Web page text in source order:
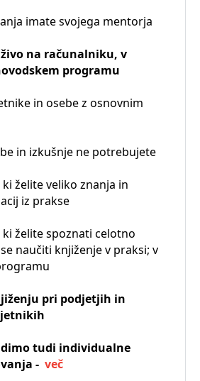
imate svojega mentorja
na računalniku, v
programu
in osebe z osnovnim
in izkušnje ne potrebujete
želite veliko znanja in
iz prakse
želite spoznati celotno
naučiti knjiženje v praksi; v
pri podjetjih in
tudi individualne
- več